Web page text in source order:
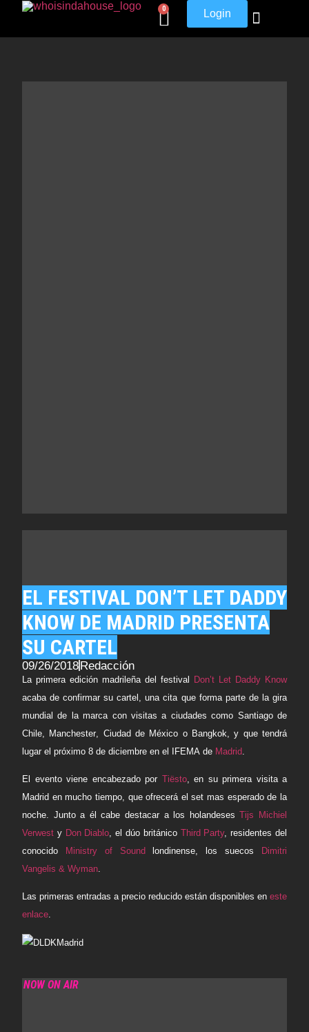
0 Login
EL FESTIVAL DON’T LET DADDY
KNOW DE MADRID PRESENTA
SU CARTEL
09/26/2018Redacción
La primera edición madrileña del festival Don’t Let Daddy Know
acaba de confirmar su cartel, una cita que forma parte de la gira
mundial de la marca con visitas a ciudades como Santiago de
Chile
Manchester Ciudad de México o Bangkok , y que tendrá
lugar el próximo 8 de diciembre en el IFEMA de Madrid
El evento viene encabezado por Tiësto, en su primera visita a
Madrid en mucho tiempo, que ofrecerá el set mas esperado de la
noche. Junto a él cabe destacar a los holandesesTijs Michiel
Verwest y Don Diablo , el dúo británico Third Party, residentes del
conocido
Ministry of Sound londinense, los suecos
Dimitri
Vangelis & Wyman
Las primeras entradas a precio reducido están disponibles en este
enlace.
NOW ON AIR